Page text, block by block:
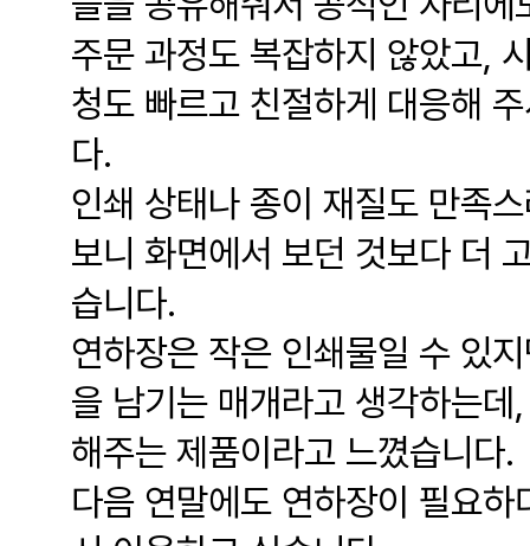
주문 과정도 복잡하지 않았고,
청도 빠르고 친절하게 대응해
다.
인쇄 상태나 종이 재질도 만족
보니 화면에서 보던 것보다 더
습니다.
연하장은 작은 인쇄물일 수 있
을 남기는 매개라고 생각하는
해주는 제품이라고 느꼈습니다.
다음 연말에도 연하장이 필요